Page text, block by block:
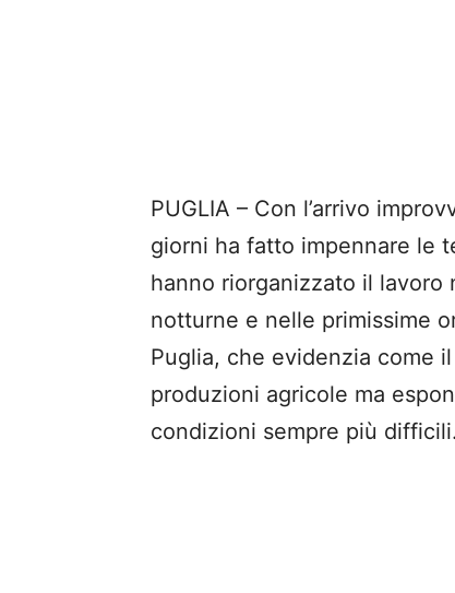
PUGLIA – Con l’arrivo
giorni ha fatto impennare le
hanno riorganizzato il
notturne e nelle primissime
Puglia, che evidenzia come
produzioni agricole ma
condizioni sempre più difficili.